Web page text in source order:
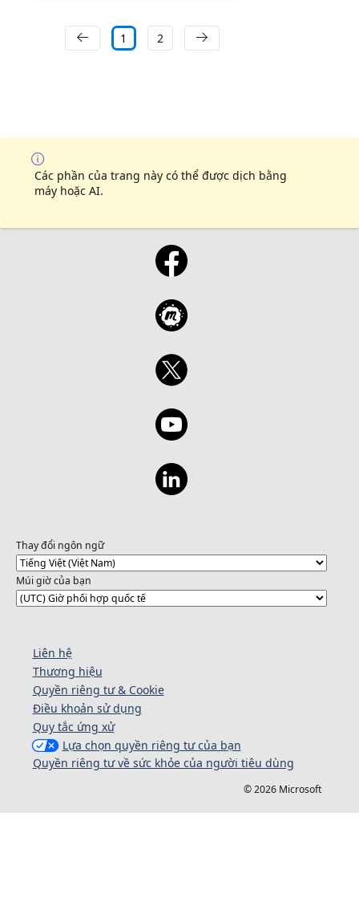
1 2
Các phần của trang này có thể được dịch bằng
máy hoặc AI.
Thay đổi ngôn ngữ
Múi giờ của bạn
Liên hệ
Thương hiệu
Quyền riêng tư & Cookie
Điều khoản sử dụng
Quy tắc ứng xử
Lựa chọn quyền riêng tư của bạn
Quyền riêng tư về sức khỏe của người tiêu dùng
© 2026 Microsoft